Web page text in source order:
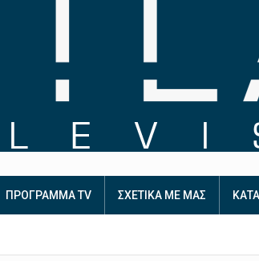
ΠΡΟΓΡΑΜΜΑ TV ΣΧΕΤΙΚΑ ΜΕ ΜΑΣ